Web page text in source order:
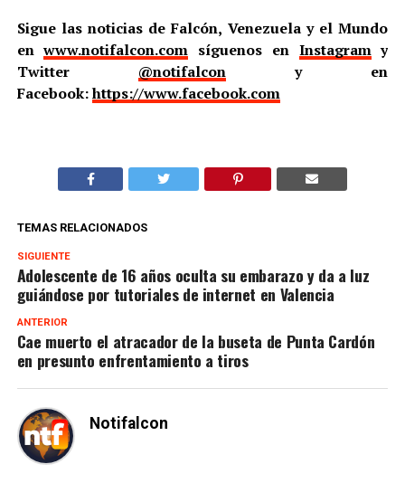
Sigue las noticias de Falcón, Venezuela y el Mundo
enwww.notifalcon.com síguenos en Instagramy
Twitter @notifalcony en
Facebook:https://www.facebook.com
TEMAS RELACIONADOS
SIGUIENTE
Adolescente de 16 años oculta su embarazo y da a luz
guiándose por tutoriales de internet en Valencia
ANTERIOR
Cae muerto el atracador de la buseta de Punta Cardón
en presunto enfrentamiento a tiros
Notifalcon